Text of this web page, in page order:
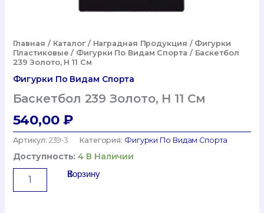
Главная / Каталог/ Наградная Продукция / Фигурки
Пластиковые / Фигурки По Видам Спорта / Баскетбол
239 Золото, H 11 См
Фигурки По Видам Спорта
Баскетбол 239 Золото, H 11 См
540,00 ₽
Артикул: 239-3 Категория: Фигурки По Видам Спорта
Доступность: 4 В Наличии
Количество
Товара
В Корзину